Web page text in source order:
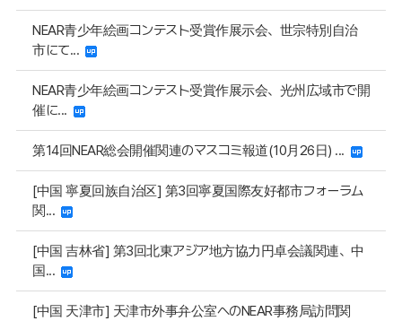
NEAR青少年絵画コンテスト受賞作展示会、世宗特別自治
市にて...
NEAR青少年絵画コンテスト受賞作展示会、光州広域市で開
催に...
第14回NEAR総会開催関連のマスコミ報道(10月26日) ...
[中国 寧夏回族自治区] 第3回寧夏国際友好都市フォーラム
関...
[中国 吉林省] 第3回北東アジア地方協力円卓会議関連、中
国...
[中国 天津市] 天津市外事弁公室へのNEAR事務局訪問関